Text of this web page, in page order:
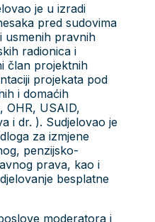
je u izradi
pred sudovima
usmenih pravnih
radionica i
član projektnih
projekata pod
i domaćih
OHR, USAID,
i dr. ). Sudjelovao je
za izmjene
penzijsko-
prava, kao i
besplatne
moderatora i